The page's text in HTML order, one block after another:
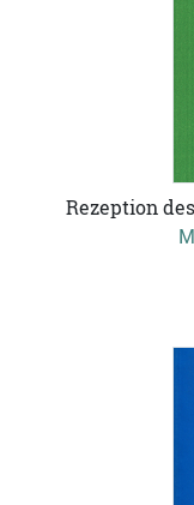
Rezeption